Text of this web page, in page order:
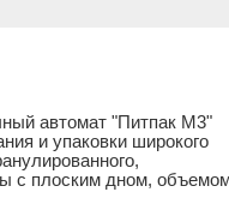
автомат "Питпак М3"
и упаковки широкого
с плоским дном,